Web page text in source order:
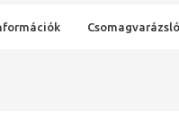
Csomagvarázsló